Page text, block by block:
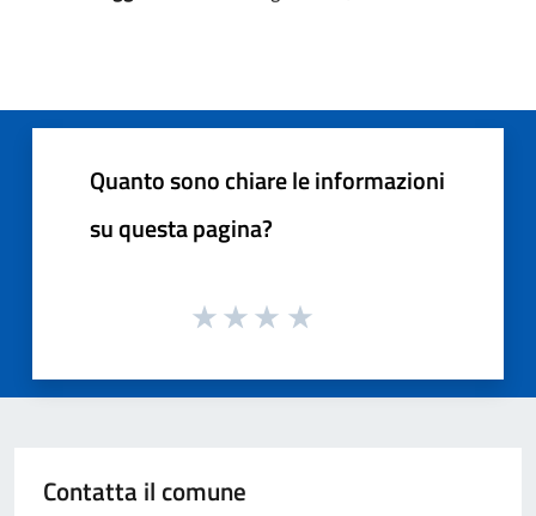
Quanto sono chiare le informazioni
su questa pagina?
Contatta il comune